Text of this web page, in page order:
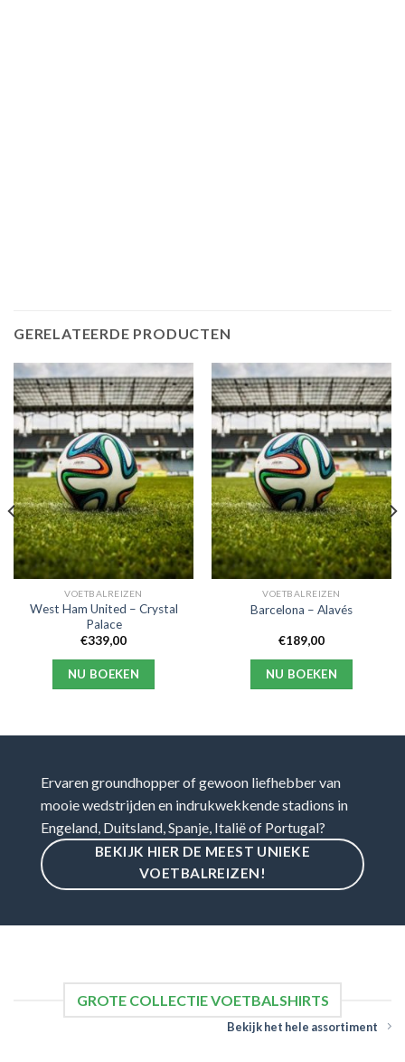
GERELATEERDE PRODUCTEN
VOETBALREIZEN
West Ham United – Crystal
Palace
€339,00
NU BOEKEN
VOETBALREIZEN
Barcelona – Alavés
€189,00
NU BOEKEN
Ervaren groundhopper of gewoon liefhebber van
mooie wedstrijden en indrukwekkende stadions in
Engeland, Duitsland, Spanje, Italië of Portugal?
BEKIJK HIER DE MEEST UNIEKE
VOETBALREIZEN!
GROTE COLLECTIE VOETBALSHIRTS
Bekijk het hele assortiment